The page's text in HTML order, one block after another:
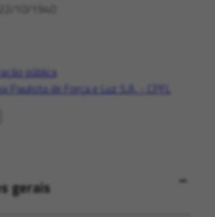
10/1940
pública
Paulista de Força e Luz S.A. - CPFL
gerais